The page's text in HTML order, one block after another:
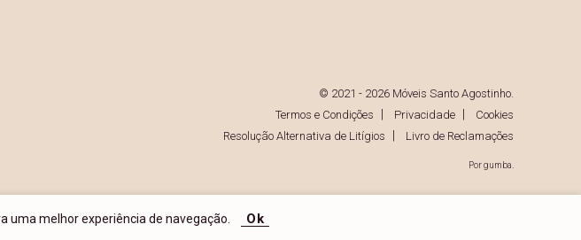
© 2021 - 2026 Móveis Santo Agostinho.
Termos e Condições
Privacidade
Cookies
Resolução Alternativa de Litígios
Livro de Reclamações
Porgumba
uma melhor experiência de navegação. Ok